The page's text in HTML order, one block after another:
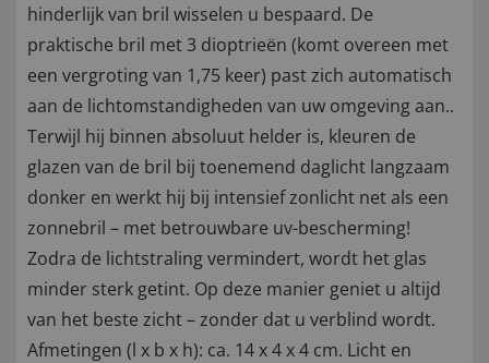
hinderlijk van bril wisselen u bespaard. De
praktische bril met 3 dioptrieën (komt overeen met
een vergroting van 1,75 keer) past zich automatisch
aan de lichtomstandigheden van uw omgeving aan..
Terwijl hij binnen absoluut helder is, kleuren de
glazen van de bril bij toenemend daglicht langzaam
donker en werkt hij bij intensief zonlicht net als een
zonnebril – met betrouwbare uv-bescherming!
Zodra de lichtstraling vermindert, wordt het glas
minder sterk getint. Op deze manier geniet u altijd
van het beste zicht – zonder dat u verblind wordt.
Afmetingen (l x b x h): ca. 14 x 4 x 4 cm. Licht en